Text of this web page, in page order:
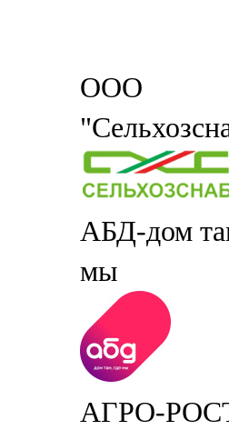
ООО
АБД-дом
мы
АГРО-